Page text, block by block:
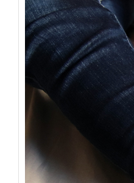
{Tricot} Flower